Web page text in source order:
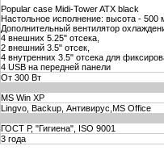
Popular case Midi-Tower ATX black
Настольное исполнение: высота -
Дополнительный вентилятор
4 внешних 5.25" отсека,
2 внешний 3.5" отсек,
4 внутренних 3.5" отсека для
4 USB на передней панели
От 300 Вт
MS Win XP
Lingvo, Backup, Антивирус,MS Office
ГОСТ Р, "Гигиена", ISO 9001
3 года